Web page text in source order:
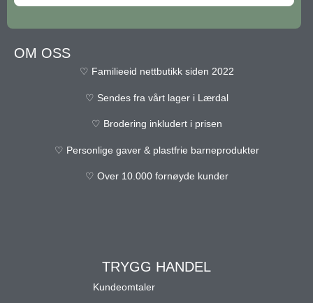
OM OSS
♡ Familieeid nettbutikk siden 2022
♡ Sendes fra vårt lager i Lærdal
♡ Brodering inkludert i prisen
♡ Personlige gaver & plastfrie barneprodukter
♡ Over 10.000 fornøyde kunder
TRYGG HANDEL
Kundeomtaler